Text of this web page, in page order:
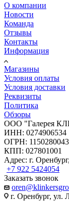
О компании
Новости
Команда
Отзывы
Контакты
Информация
Магазины
Условия оплаты
Условия доставки
Реквизиты
Политика
Обзоры
ООО "Галерея
ИНН: 0274906534
ОГРН:
КПП: 027801001
Адрес: г.
+7 922 5424054
Заказать звонок
г. Оренбург, ул.